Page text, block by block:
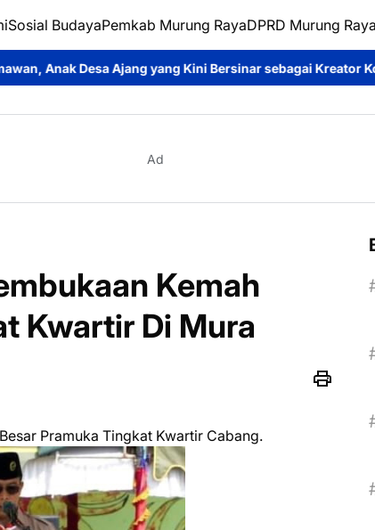
Sosial BudayaPemkab Murung RayaDPRD Murung Raya
yang Kini Bersinar sebagai Kreator Konten dan Pemeran
Ad
Kemah
Kwartir Di Mura
Pramuka Tingkat Kwartir Cabang.